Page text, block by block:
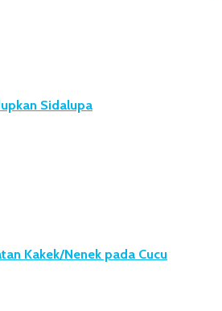
Sidalupa
Kakek/Nenek pada Cucu